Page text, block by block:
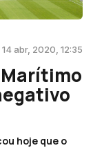
14 abr, 2020, 12:35
hoje que o